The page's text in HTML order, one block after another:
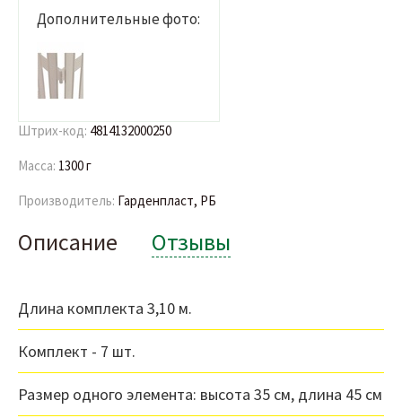
Дополнительные фото:
Штрих-код: 4814132000250
Масса: 1300 г
Производитель: Гарденпласт, РБ
Описание Отзывы
Длина комплекта 3,10 м.
Комплект - 7 шт.
Размер одного элемента: высота 35 см, длина 45 см